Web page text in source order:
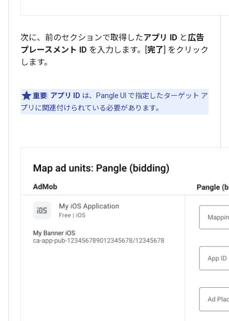
次に、前のセクションで取得したアプリ ID と 広告
プレースメント ID を入力します。[ 完了 ] をクリック
します。
重要: アプリ ID は、Pangle UI で指定したターゲット ア
プリに関連付けられている必要があります。